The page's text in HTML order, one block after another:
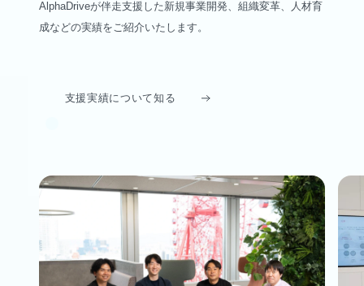
AlphaDriveが伴走支援した新規事業開発、組織変革、人材育
成などの実績をご紹介いたします。
支援実績について知る